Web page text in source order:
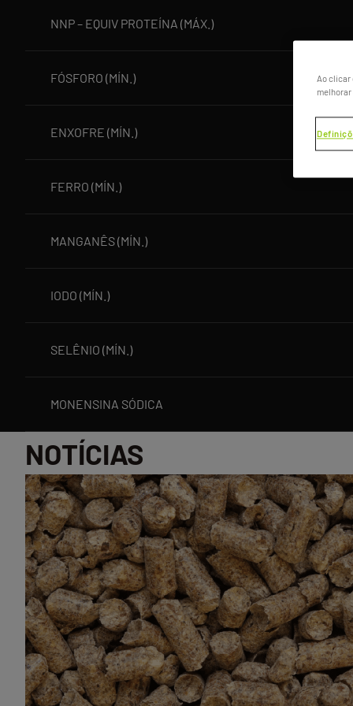
NNP – EQUIV PROTEÍNA (MÁX.)
FÓSFORO (MÍN.)
ENXOFRE (MÍN.)
FERRO (MÍN.)
MANGANÊS (MÍN.)
IODO (MÍN.)
SELÊNIO (MÍN.)
MONENSINA SÓDICA
NOTÍCIAS
Ao clicar
melhorar